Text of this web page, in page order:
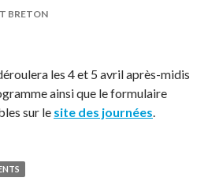
BRETON
les 4 et 5 avril après-midis
ainsi que le formulaire
sur le site des journées